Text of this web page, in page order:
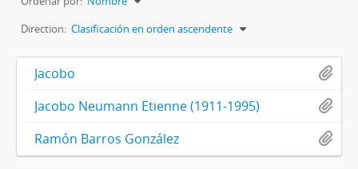
Direction: Clasificación en orden ascendente
Jacobo
Jacobo Neumann Etienne (1911-1995)
Ramón Barros González